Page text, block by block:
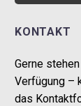
KONTAKT
Gerne
Verfügung –
das